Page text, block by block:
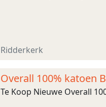
Ridderkerk
Overall 100% katoen
Te Koop Nieuwe Overall